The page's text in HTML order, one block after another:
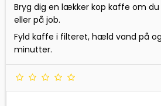
Bryg dig en lækker kop kaffe om
eller på job.
Fyld kaffe i filteret, hæld vand på
minutter.